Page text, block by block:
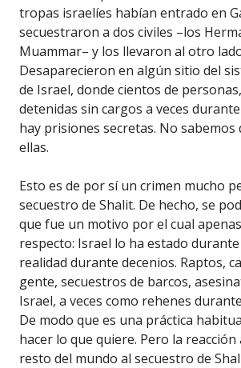
tropas israelíes habían entrado en
secuestraron a dos civiles –los
Muammar– y los llevaron al otro
Desaparecieron en algún sitio del
de Israel, donde cientos de
detenidas sin cargos a veces
hay prisiones secretas. No sabemos
ellas.
Esto es de por sí un crimen mucho
secuestro de Shalit. De hecho, se
que fue un motivo por el cual
respecto: Israel lo ha estado
realidad durante decenios. Raptos,
gente, secuestros de barcos,
Israel, a veces como rehenes
De modo que es una práctica
hacer lo que quiere. Pero la reacción
resto del mundo al secuestro de